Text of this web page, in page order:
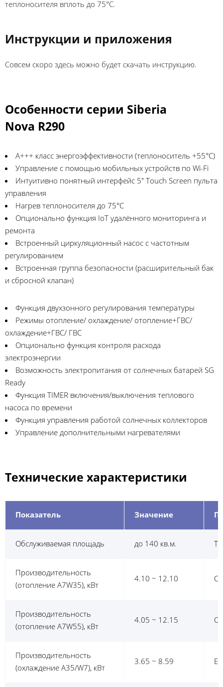
теплоносителя вплоть до 75°C.
Инструкции и приложения
Совсем скоро здесь можно будет скачать инструкцию.
Особенности серии Siberia
Nova R290
A+++ класс энергоэффективности (теплоноситель +55°C)
Управление с помощью мобильных устройств по Wi-Fi
Интуитивно понятный интерфейс 5" Touch Screen пульта
управления
Нагрев теплоносителя до 75°C
Опционально функция IoT удалённого мониторинга и
ремонта
Встроенный циркуляционный насос с частотным
регулированием
Встроенная группа безопасности (расширительный бак
и сбросной клапан)
Функция двухзонного регулирования температуры
Режимы отопление/ охлаждение/ отопление+ГВС/
охлаждение+ГВС/ ГВС
Опционально функция контроля расхода
электроэнергии
Возможность электропитания от солнечных батарей SG
Ready
Функция TIMER включения/выключения теплового
насоса по времени
Функция управления работой солнечных коллекторов
Управление дополнительными нагревателями
Технические характеристики
Показатель Значение
Обслуживаемая площадь до 140 кв.м.
Производительность
(отопление A7W35), кВт
4.10 ~ 12.10
Производительность
(отопление A7W55), кВт
4.05 ~ 12.15
Производительность
(охлаждение A35/W7), кВт
3.65 ~ 8.59